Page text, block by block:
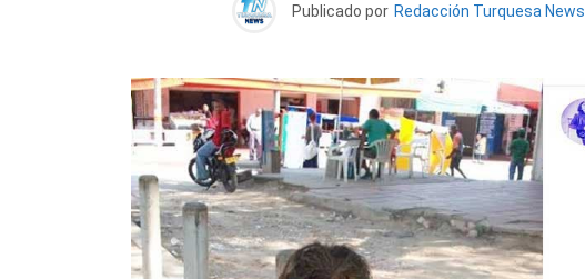
Publicado por Redacción Turquesa News